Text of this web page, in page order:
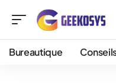
Bureautique